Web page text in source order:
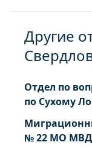
Другие
Отдел по
по Сухому
№ 22 МО МВД